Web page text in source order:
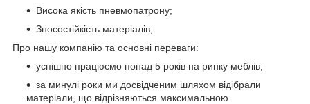
Висока якість пневмопатрону;
Зносостійкість матеріалів;
Про нашу компанію та основні переваги:
успішно працюємо понад 5 років на ринку меблів;
за минулі роки ми досвідченим шляхом відібрали
матеріали, що відрізняються максимальною